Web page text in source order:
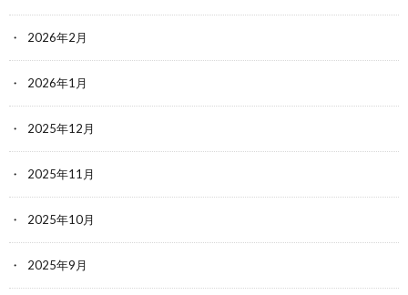
2026年2月
2026年1月
2025年12月
2025年11月
2025年10月
2025年9月